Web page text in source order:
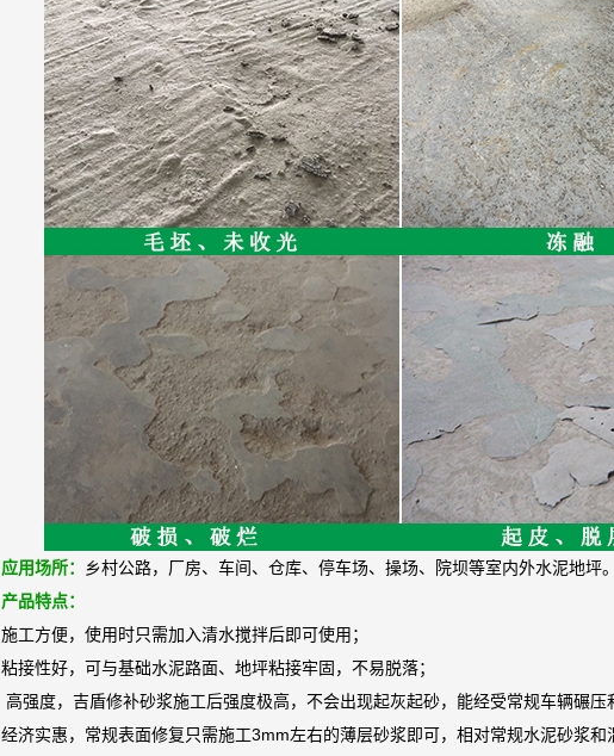
应用场所： 乡村公路，厂房、车间、仓库、停车场、操场、院坝等室内外水泥地坪。
产品特点：
施工方便，使用时只需加入清水搅拌后即可使用 ；
粘接性好，可与基础水泥路面、地坪粘接牢固，不易脱落；
高强度，吉盾修补砂浆施工后强度极高，不会出现起灰起砂，能经受常规车辆碾压
经济实惠，常规表面修复只需施工3mm左右的薄层砂浆即可，相对常规水泥砂浆和